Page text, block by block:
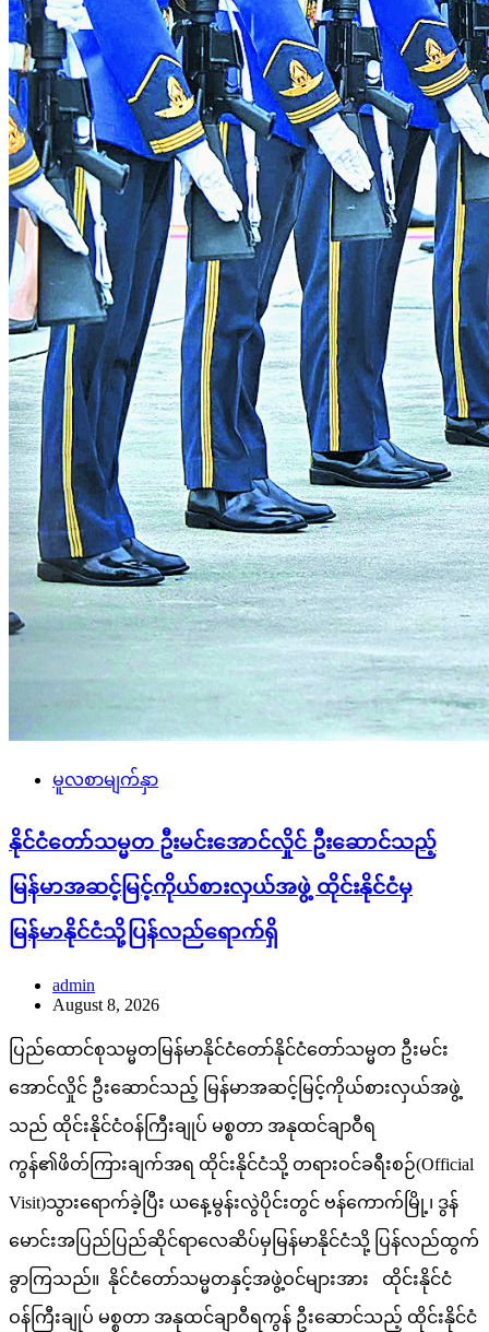
မူလစာမျက်နှာ
နိုင်ငံတော်သမ္မတ ဦးမင်းအောင်လှိုင် ဦးဆောင်သည့်
မြန်မာအဆင့်မြင့်ကိုယ်စားလှယ်အဖွဲ့ ထိုင်းနိုင်ငံမှ
မြန်မာနိုင်ငံသို့ပြန်လည်ရောက်ရှိ
admin
August 8, 2026
ပြည်ထောင်စုသမ္မတမြန်မာနိုင်ငံတော်နိုင်ငံတော်သမ္မတ ဦးမင်း
အောင်လှိုင် ဦးဆောင်သည့် မြန်မာအဆင့်မြင့်ကိုယ်စားလှယ်အဖွဲ့
သည် ထိုင်းနိုင်ငံဝန်ကြီးချုပ် မစ္စတာ အနုထင်ချာဝီရ
ကွန်၏ဖိတ်ကြားချက်အရ ထိုင်းနိုင်ငံသို့ တရားဝင်ခရီးစဉ်(Official
Visit)သွားရောက်ခဲ့ပြီး ယနေ့မွန်းလွဲပိုင်းတွင် ဗန်ကောက်မြို့၊ ဒွန်
မောင်းအပြည်ပြည်ဆိုင်ရာလေဆိပ်မှမြန်မာနိုင်ငံသို့ ပြန်လည်ထွက်
ခွာကြသည်။ နိုင်ငံတော်သမ္မတနှင့်အဖွဲ့ဝင်များအား ထိုင်းနိုင်ငံ
ဝန်ကြီးချုပ် မစ္စတာ အနုထင်ချာဝီရကွန် ဦးဆောင်သည့် ထိုင်းနိုင်ငံ